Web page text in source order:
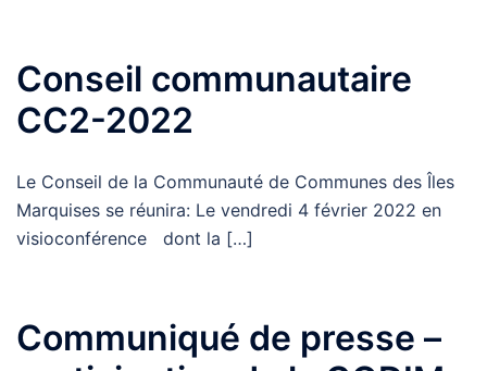
Conseil communautaire
CC2-2022
Le Conseil de la Communauté de Communes des Îles
Marquises se réunira: Le vendredi 4 février 2022 en
visioconférence dont la […]
Communiqué de presse –